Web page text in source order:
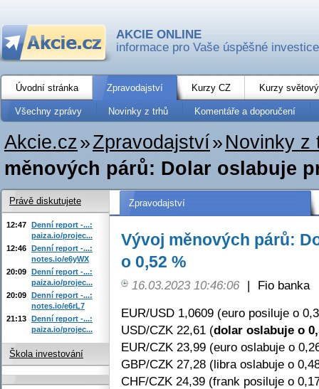
AKCIE ONLINE
informace pro Vaše úspěšné investice
Úvodní stránka Zpravodajství Kurzy CZ Kurzy
Všechny zprávy Novinky z trhů Komentáře a doporučení
Akcie.cz»Zpravodajství» Novinky z
měnových párů: Dolar oslabuje
Zpravodajství
Vývoj měnových párů:
o 0,52 %
16.03.2023 10:46:06 |
Fio banka
EUR/USD 1,0609 (euro posiluje o
USD/CZK 22,61 (dolar oslabuje o
EUR/CZK 23,99 (euro oslabuje o
GBP/CZK 27,28 (libra oslabuje o
CHF/CZK 24,39 (frank posiluje o
Právě diskutujete
12:47 Denní report -...:
paiza.io/projec...
12:46 Denní report -...:
notes.io/e6yWX
20:09 Denní report -...:
paiza.io/projec...
20:09 Denní report -...:
notes.io/e6rL7
21:13 Denní report -...:
paiza.io/projec...
Škola investování